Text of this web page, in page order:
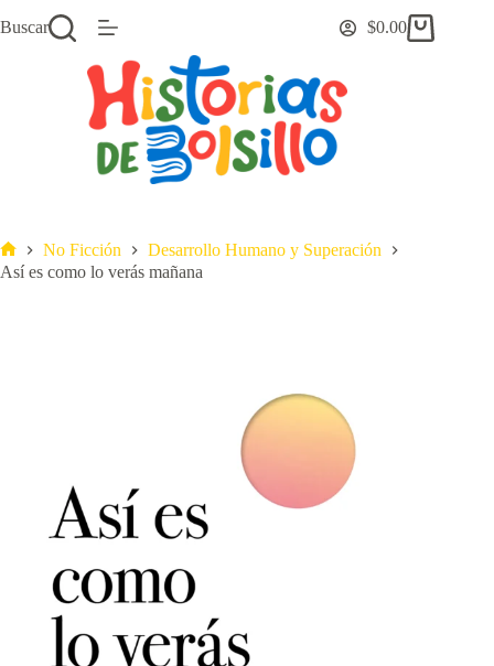
al
Buscar
Carro
$0.00
Inicio
No Ficción
Desarrollo Humano y Superación
Así es como lo verás mañana